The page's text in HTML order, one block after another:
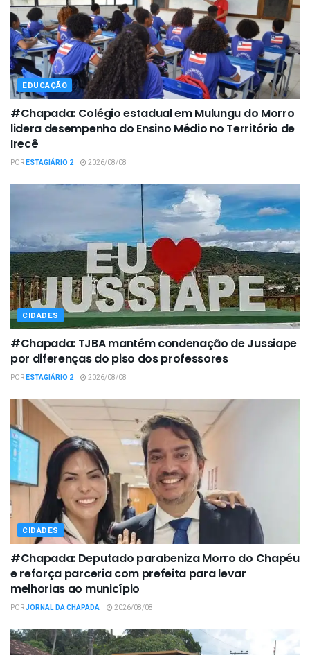
EDUCAÇÃO
#Chapada: Colégio estadual em Mulungu do Morro
lidera desempenho do Ensino Médio no Território de
Irecê
PORESTAGIÁRIO 2 2026/08/08
CIDADES
#Chapada: TJBA mantém condenação de Jussiape
por diferenças do piso dos professores
PORESTAGIÁRIO 2 2026/08/08
CIDADES
#Chapada: Deputado parabeniza Morro do Chapéu
e reforça parceria com prefeita para levar
melhorias ao município
PORJORNAL DA CHAPADA 2026/08/08